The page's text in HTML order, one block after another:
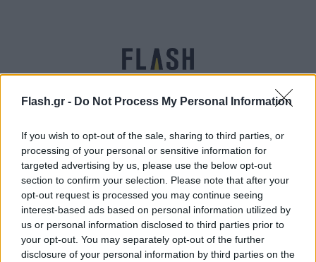
Flash.gr - Do Not Process My Personal Information
If you wish to opt-out of the sale, sharing to third parties, or
processing of your personal or sensitive information for
targeted advertising by us, please use the below opt-out
section to confirm your selection. Please note that after your
opt-out request is processed you may continue seeing
interest-based ads based on personal information utilized by
us or personal information disclosed to third parties prior to
your opt-out. You may separately opt-out of the further
disclosure of your personal information by third parties on the
Αποστολάκης: «Ο ανασχηματισμός Μητσοτάκη
εξελίσσεται σε ιστορικό φιάσκο», αναφέρει ο
ΣΥΡΙΖΑ
31.08.2021 14:56
Αγγελική
Γιαννακού